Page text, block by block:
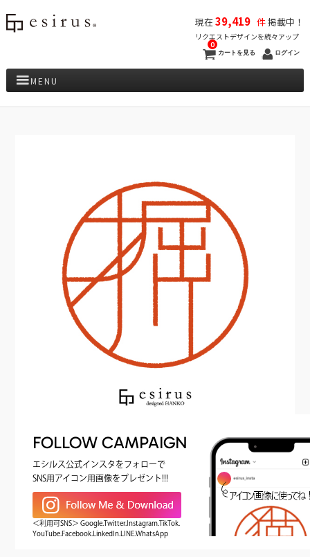
現在39,419 件掲載中！
リクエストデザインを続々アップ
カートを見る
0
ログイン
MENU
FOLLOW CAMPAIGN
エシルス公式インスタをフォローで
SNS用アイコン用画像をプレゼント!!!
＜利用可SNS＞ Google.Twitter.Instagram.TikTok.
YouTube.Facebook.LinkedIn.LINE.WhatsApp